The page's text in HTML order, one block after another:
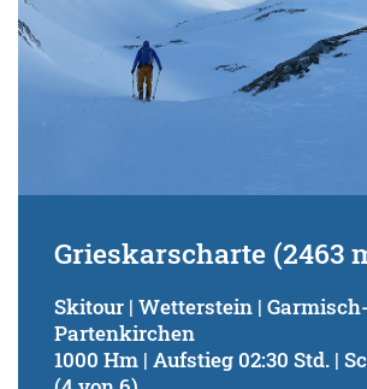
Grieskarscharte (2463
Skitour | Wetterstein | Garmisch-
Partenkirchen
1000 Hm | Aufstieg 02:30 Std. |